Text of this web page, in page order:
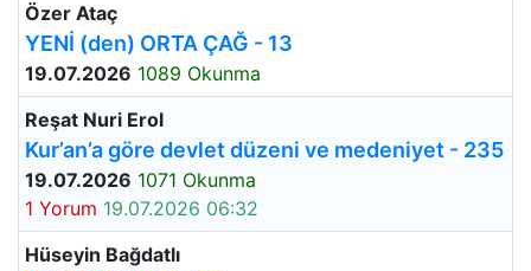
Özer Ataç
YENİ (den) ORTA ÇAĞ - 13
19.07.2026 1089 Okunma
Reşat Nuri Erol
Kur’an’a göre devlet düzeni ve medeniyet - 235
19.07.2026 1071 Okunma
1 Yorum 19.07.2026 06:32
Hüseyin Bağdatlı